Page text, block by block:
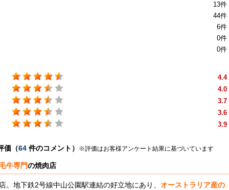
13件
44件
6件
0件
0件
4.4
4.0
3.7
3.6
3.9
価（64 件のコメント） ※評価はお客様アンケート結果に基づいています
牛専門の焼肉店
。地下鉄2号線中山公園駅連結の好立地にあり、 オーストラリア産の